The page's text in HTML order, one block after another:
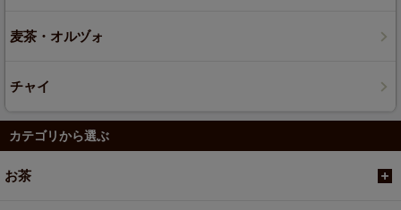
麦茶・オルヅォ
チャイ
カテゴリから選ぶ
お茶